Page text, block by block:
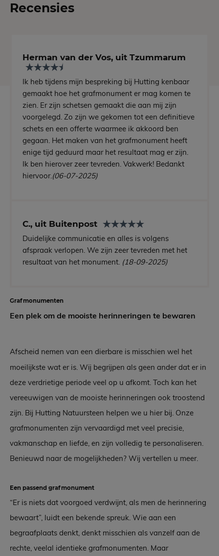
Recensies
Herman van der Vos, uit Tzummarum
Ik heb tijdens mijn bespreking bij Hutting kenbaar
gemaakt hoe het grafmonument er mag komen te
zien. Er zijn schetsen gemaakt die aan mij zijn
voorgelegd. Zo zijn we gekomen tot een definitieve
schets en een offerte waarmee ik akkoord ben
gegaan. Het maken van het grafmonument heeft
enige tijd geduurd maar het resultaat mag er zijn.
Ik ben hierover zeer tevreden. Vakwerk! Bedankt
hiervoor.(06-07-2025)
C., uit Buitenpost
Duidelijke communicatie en alles is volgens
afspraak verlopen. We zijn zeer tevreden met het
resultaat van het monument. (18-09-2025)
Grafmonumenten
Een plek om de mooiste herinneringen te bewaren
Afscheid nemen van een dierbare is misschien wel het
moeilijkste wat er is. Wij begrijpen als geen ander dat er in
deze verdrietige periode veel op u afkomt. Toch kan het
vereeuwigen van de mooiste herinneringen ook troostend
zijn. Bij Hutting Natuursteen helpen we u hier bij. Onze
grafmonumenten zijn vervaardigd met veel precisie,
vakmanschap en liefde, en zijn volledig te personaliseren.
Benieuwd naar de mogelijkheden? Wij vertellen u meer.
Een passend grafmonument
“Er is niets dat voorgoed verdwijnt, als men de herinnering
bewaart”, luidt een bekende spreuk. Wie aan een
begraafplaats denkt, denkt misschien als vanzelf aan de
rechte, veelal identieke grafmonumenten. Maar